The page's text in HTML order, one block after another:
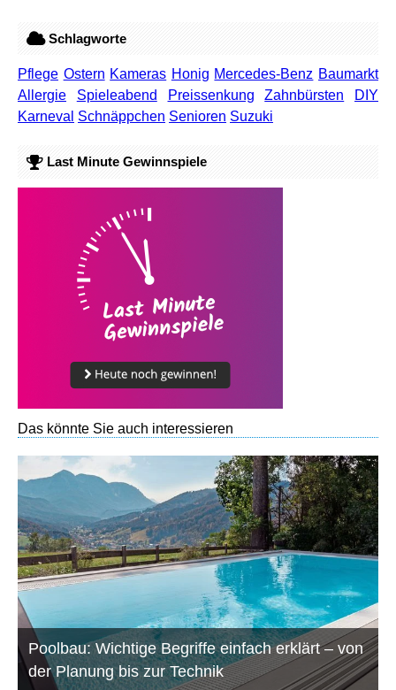
Schlagworte
Pflege Ostern Kameras Honig Mercedes-Benz Baumarkt
Allergie
Spieleabend Preissenkung Zahnbürsten
DIY
Karneval Schnäppchen Senioren Suzuki
Last Minute Gewinnspiele
Das könnte Sie auch interessieren
Poolbau: Wichtige Begriffe einfach erklärt – von
der Planung bis zur Technik